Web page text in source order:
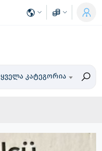
ყველა კატეგორია